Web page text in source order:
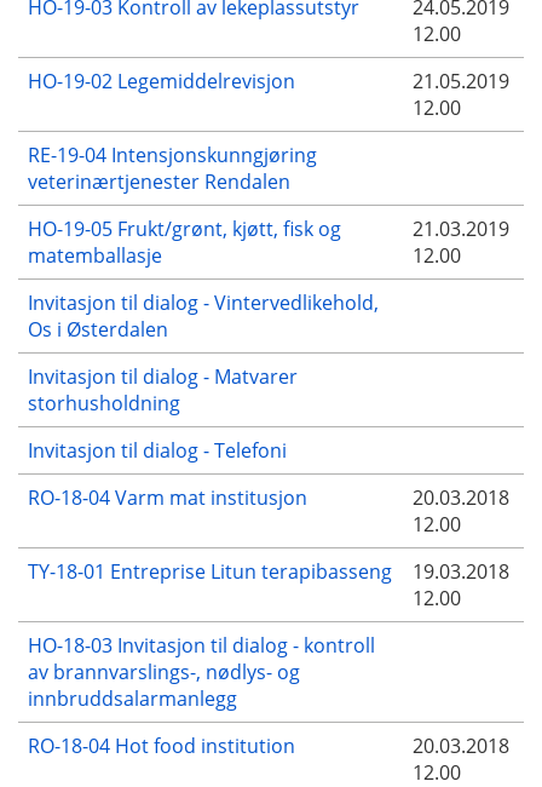
HO-19-03 Kontroll av lekeplassutstyr
24.05.2019
12.00
HO-19-02 Legemiddelrevisjon
21.05.2019
12.00
RE-19-04 Intensjonskunngjøring
veterinærtjenester Rendalen
HO-19-05 Frukt/grønt, kjøtt, fisk og
matemballasje
21.03.2019
12.00
Invitasjon til dialog - Vintervedlikehold,
Os i Østerdalen
Invitasjon til dialog - Matvarer
storhusholdning
Invitasjon til dialog - Telefoni
RO-18-04 Varm mat institusjon
20.03.2018
12.00
TY-18-01 Entreprise Litun terapibasseng
19.03.2018
12.00
HO-18-03 Invitasjon til dialog - kontroll
av brannvarslings-, nødlys- og
innbruddsalarmanlegg
RO-18-04 Hot food institution
20.03.2018
12.00